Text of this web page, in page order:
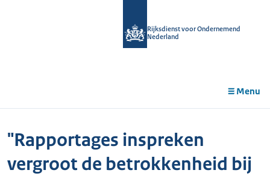
Rijksdienst voor Ondernemend
Nederland
Menu
"Rapportages inspreken
vergroot de betrokkenheid bij